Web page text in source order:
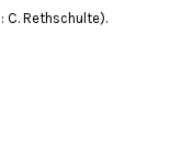
C. Rethschulte).